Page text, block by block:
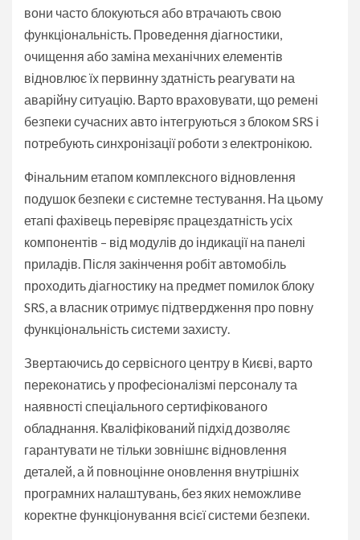
вони часто блокуються або втрачають свою
функціональність. Проведення діагностики,
очищення або заміна механічних елементів
відновлює їх первинну здатність реагувати на
аварійну ситуацію. Варто враховувати, що ремені
безпеки сучасних авто інтегруються з блоком SRS і
потребують синхронізації роботи з електронікою.
Фінальним етапом комплексного відновлення
подушок безпеки є системне тестування. На цьому
етапі фахівець перевіряє працездатність усіх
компонентів – від модулів до індикації на панелі
приладів. Після закінчення робіт автомобіль
проходить діагностику на предмет помилок блоку
SRS, а власник отримує підтвердження про повну
функціональність системи захисту.
Звертаючись до сервісного центру в Києві, варто
переконатись у професіоналізмі персоналу та
наявності спеціального сертифікованого
обладнання. Кваліфікований підхід дозволяє
гарантувати не тільки зовнішнє відновлення
деталей, а й повноцінне оновлення внутрішніх
програмних налаштувань, без яких неможливе
коректне функціонування всієї системи безпеки.